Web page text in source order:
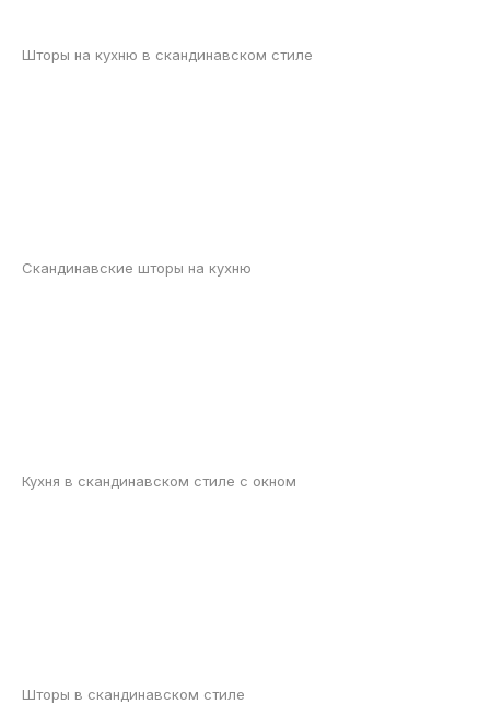
Шторы на кухню в скандинавском стиле
Скандинавские шторы на кухню
Кухня в скандинавском стиле с окном
Шторы в скандинавском стиле